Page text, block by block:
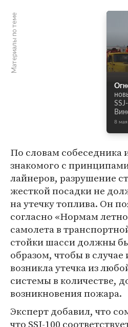
Материалы по теме
8
По словам собеседника
знакомого с
лайнеров, разрушение
жесткой посадки не
на утечку топлива. Он
согласно «Нормам
самолета в
стойки шасси должны
образом, чтобы в
возникла утечка из
системы в количестве,
возникновения пожара.
Эксперт добавил, что
что SSJ-100